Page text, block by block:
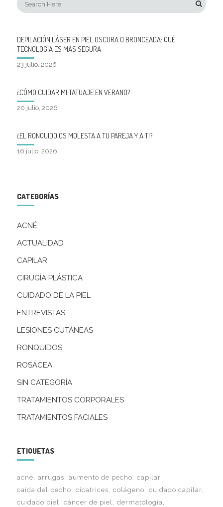
DEPILACIÓN LÁSER EN PIEL OSCURA O BRONCEADA: QUÉ
TECNOLOGÍA ES MÁS SEGURA
23 julio, 2026
¿CÓMO CUIDAR MI TATUAJE EN VERANO?
20 julio, 2026
¿EL RONQUIDO OS MOLESTA A TU PAREJA Y A TI?
16 julio, 2026
CATEGORÍAS
ACNÉ
ACTUALIDAD
CAPILAR
CIRUGÍA PLÁSTICA
CUIDADO DE LA PIEL
ENTREVISTAS
LESIONES CUTÁNEAS
RONQUIDOS
ROSÁCEA
SIN CATEGORÍA
TRATAMIENTOS CORPORALES
TRATAMIENTOS FACIALES
ETIQUETAS
acné arrugas aumento de pecho
capilar
caída del pecho
cicatrices colágeno
cuidado capilar
cuidado piel
cáncer de piel
dermatología